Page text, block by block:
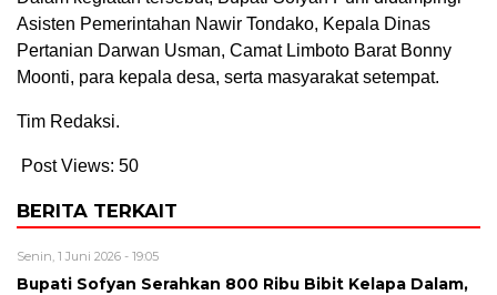
Asisten Pemerintahan Nawir Tondako, Kepala Dinas
Pertanian Darwan Usman, Camat Limboto Barat Bonny
Moonti, para kepala desa, serta masyarakat setempat.
Tim Redaksi.
Post Views: 50
BERITA TERKAIT
Senin, 1 Juni 2026 - 19:05
Bupati Sofyan Serahkan 800 Ribu Bibit Kelapa Dalam,